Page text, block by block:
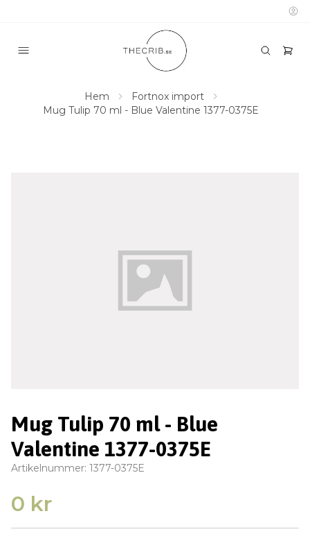
Hem
Fortnox import
Mug Tulip 70 ml - Blue Valentine 1377-0375E
Mug Tulip 70 ml - Blue
Valentine 1377-0375E
Artikelnummer: 1377-0375E
0 kr